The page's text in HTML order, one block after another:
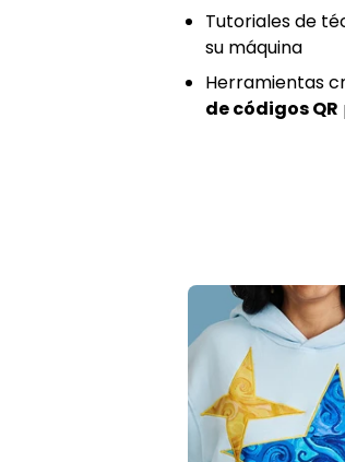
Tutoriales de
su máquina
Herramientas
de códigos QR